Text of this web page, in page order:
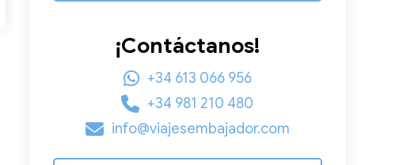
¡Contáctanos!
+34 613 066 956
+34 981 210 480
info@viajesembajador.com